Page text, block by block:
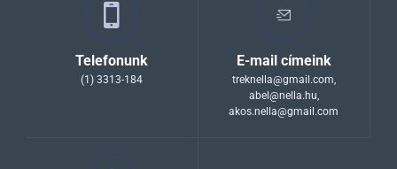
Telefonunk
(1) 3313-184
E-mail címeink
treknella@gmail.com,
abel@nella.hu,
akos.nella@gmail.com